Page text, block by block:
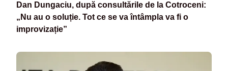
Dan Dungaciu, după consultările de la Cotroceni:
„Nu au o soluție. Tot ce se va întâmpla va fi o
improvizație”